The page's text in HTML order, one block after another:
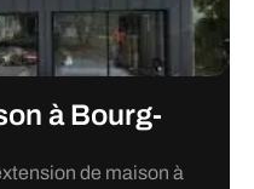
à Bourg-
de maison à